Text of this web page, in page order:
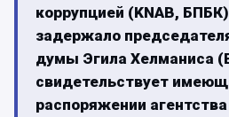
коррупцией (KNAB,
задержало
думы Эгила Хелманиса
свидетельствует
распоряжении